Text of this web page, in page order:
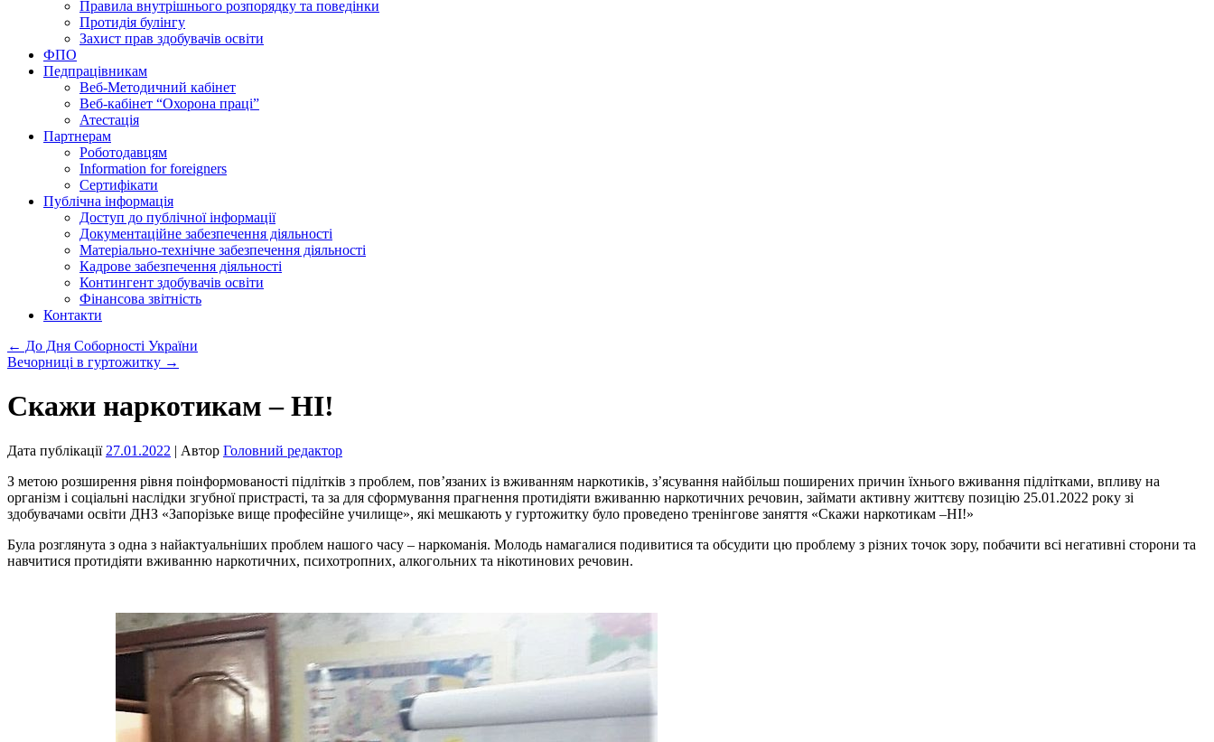
Правила внутрішнього розпорядку та поведінки
Протидія булінгу
Захист прав здобувачів освіти
ФПО
Педпрацівникам
Веб-Методичний кабінет
Веб-кабінет “Охорона праці”
Атестація
Партнерам
Роботодавцям
Information for foreigners
Сертифікати
Публічна інформація
Доступ до публічної інформації
Документаційне забезпечення діяльності
Матеріально-технічне забезпечення діяльності
Кадрове забезпечення діяльності
Контингент здобувачів освіти
Фінансова звітність
Контакти
← До Дня Соборності України
Вечорниці в гуртожитку →
Скажи наркотикам – НІ!
Дата публікації 27.01.2022 | Автор Головний редактор
З метою розширення рівня поінформованості підлітків з проблем, пов’язаних із вживанням наркотиків, з’ясування найбільш поширених причин їхнього вживання підлітками, впливу на
організм і соціальні наслідки згубної пристрасті, та за для сформування прагнення протидіяти вживанню наркотичних речовин, займати активну життєву позицію 25.01.2022 року зі
здобувачами освіти ДНЗ «Запорізьке вище професійне училище», які мешкають у гуртожитку було проведено тренінгове заняття «Скажи наркотикам –НІ!»
Була розглянута з одна з найактуальніших проблем нашого часу – наркоманія. Молодь намагалися подивитися та обсудити цю проблему з різних точок зору, побачити всі негативні сторони та
навчитися протидіяти вживанню наркотичних, психотропних, алкогольних та нікотинових речовин.